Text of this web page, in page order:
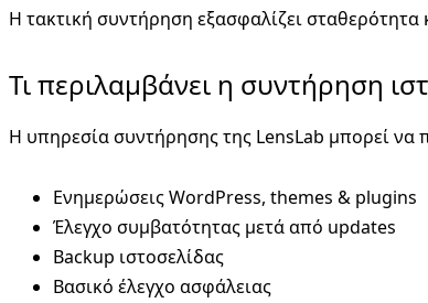
Η τακτική συντήρηση εξασφαλίζει σταθερότητα
Τι περιλαμβάνει η συντήρηση
Η υπηρεσία συντήρησης της LensLab μπορεί να
Ενημερώσεις WordPress, themes & plugins
Έλεγχο συμβατότητας μετά από updates
Backup ιστοσελίδας
Βασικό έλεγχο ασφάλειας